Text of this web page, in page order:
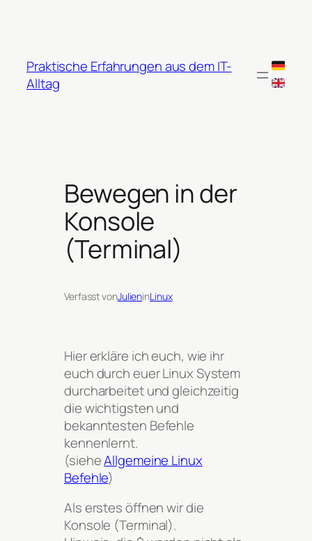
Praktische Erfahrungen aus dem IT-
Alltag
Bewegen in der
Konsole
(Terminal)
Verfasst vonJulieninLinux
Hier erkläre ich euch, wie ihr
euch durch euer Linux System
durcharbeitet und gleichzeitig
die wichtigsten und
bekanntesten Befehle
kennenlernt.
(sieheAllgemeine Linux
Befehle)
Als erstes öffnen wir die
Konsole (Terminal).